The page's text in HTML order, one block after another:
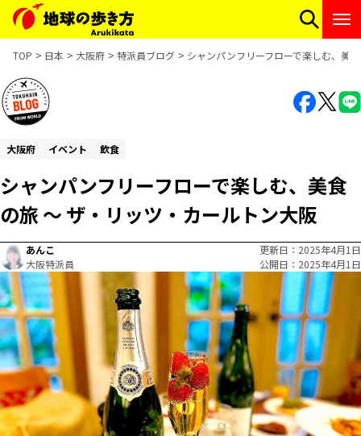
TOP 日本 大阪府 特派員ブログ シャンパンフリーフローで楽しむ、美
大阪府 イベント 飲食
シャンパンフリーフローで楽しむ、美食
の旅 ～ ザ・リッツ・カールトン大阪
あんこ
大阪特派員
更新日
2025年4月1日
公開日
2025年4月1日